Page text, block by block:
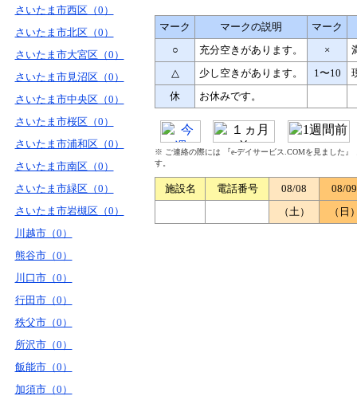
さいたま市西区（0）
さいたま市北区（0）
さいたま市大宮区（0）
さいたま市見沼区（0）
さいたま市中央区（0）
さいたま市桜区（0）
さいたま市浦和区（0）
さいたま市南区（0）
さいたま市緑区（0）
さいたま市岩槻区（0）
川越市（0）
熊谷市（0）
川口市（0）
行田市（0）
秩父市（0）
所沢市（0）
飯能市（0）
加須市（0）
マーク マークの説明
マーク
○
充分空きがあります。 ×
△
少し空きがあります。 1〜10
休
お休みです。
※ ご連絡の際には 『e-デイサービス.COMを見ました
す。
施設名 電話番号 08/08
08/09
（土）
（日